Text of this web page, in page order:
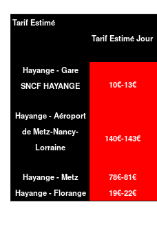
Tarif Estimé
Tarif Estimé Jour
Hayange - Gare
SNCF HAYANGE
10€-13€
Hayange - Aéroport
de Metz-Nancy-
Lorraine
140€-143€
Hayange - Metz 78€-81€
Hayange - Florange
19€-22€